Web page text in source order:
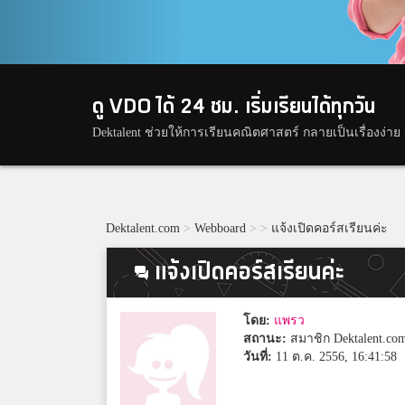
ดู VDO ได้ 24 ชม. เริ่มเรียนได้ทุกวัน
Dektalent ช่วยให้การเรียนคณิตศาสตร์ กลายเป็นเรื่องง่าย
Dektalent.com > Webboard > > แจ้งเปิดคอร์สเรียนค่ะ
แจ้งเปิดคอร์สเรียนค่ะ
โดย: แพรว
สถานะ: สมาชิก
วันที่: 11 ต.ค. 2556, 16:41:58